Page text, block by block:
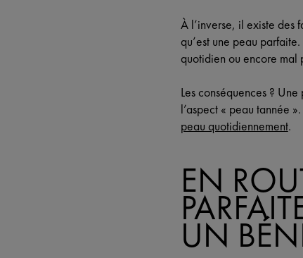
À l’inverse, il existe des
qu’est une peau
quotidien ou encore mal
Les conséquences ?
l’aspect « peau tannée
peau quotidiennement.
EN
UN